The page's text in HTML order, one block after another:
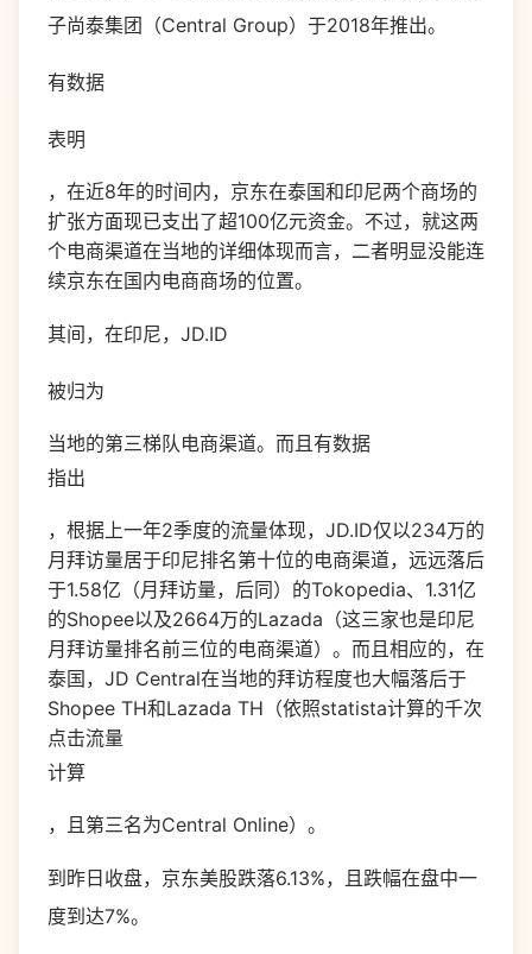
子尚泰集团（Central Group）于2018年推出。
有数据
表明
，在近8年的时间内，京东在泰国和印尼两个商场的
扩张方面现已支出了超100亿元资金。不过，就这两
个电商渠道在当地的详细体现而言，二者明显没能连
续京东在国内电商商场的位置。
其间，在印尼，JD.ID
被归为
当地的第三梯队电商渠道。而且有数据
指出
，根据上一年2季度的流量体现，JD.ID仅以234万的
月拜访量居于印尼排名第十位的电商渠道，远远落后
于1.58亿（月拜访量，后同）的Tokopedia、1.31亿
的Shopee以及2664万的Lazada（这三家也是印尼
月拜访量排名前三位的电商渠道）。而且相应的，在
泰国，JD Central在当地的拜访程度也大幅落后于
Shopee TH和Lazada TH（依照statista计算的千次
点击流量
计算
，且第三名为Central Online）。
到昨日收盘，京东美股跌落6.13%，且跌幅在盘中一
度到达7%。